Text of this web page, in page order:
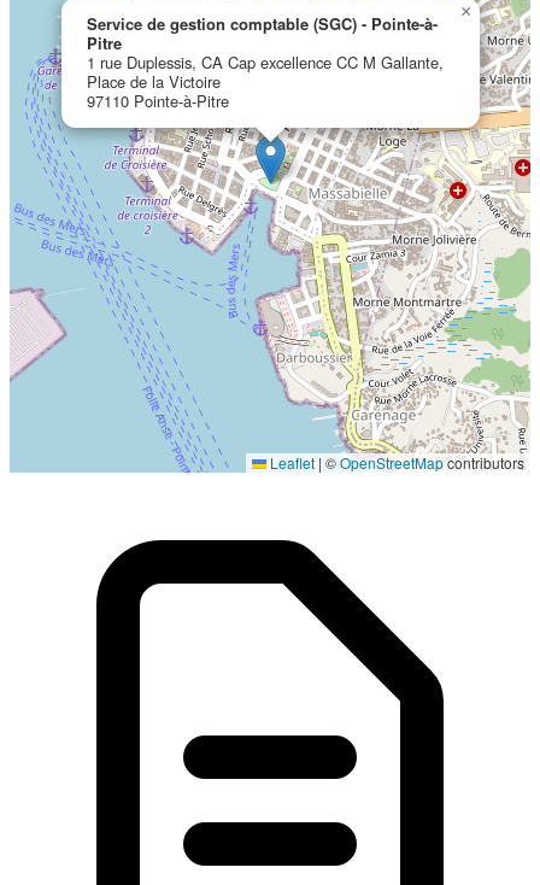
Service de gestion comptable (SGC) - Pointe-à-
Pitre
1 rue Duplessis, CA Cap excellence CC M Gallante,
Place de la Victoire
97110 Pointe-à-Pitre
×
Leaflet | ©OpenStreetMapcontributors